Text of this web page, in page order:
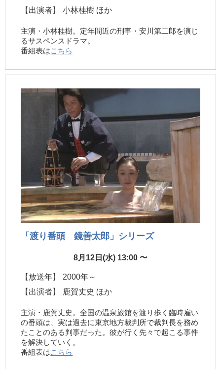
【出演者】
小林桂樹 ほか
主演・小林桂樹。定年間近の刑事・安川第二郎を演じ
るサスペンスドラマ。
番組表はこちら
「渡り番頭 鏡善太郎」シリーズ
8月12日(水) 13:00 〜
【放送年】
2000年～
【出演者】
鹿賀丈史 ほか
主演・鹿賀丈史。全国の温泉旅館を渡り歩く臨時雇い
の番頭は、実は過去に東京地方裁判所で裁判長を務め
たことのある判事だった。彼が行く先々で起こる事件
を解決していく。
番組表はこちら